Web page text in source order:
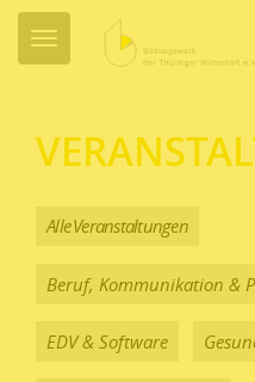
Alle Veranstaltungen
Beruf, Kommunikation &
EDV & Software